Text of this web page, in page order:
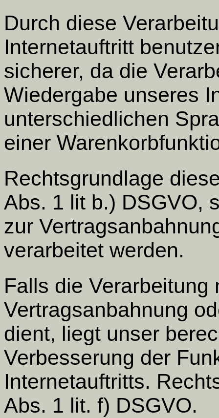
Durch diese
Internetauftritt
sicherer, da die
Wiedergabe unseres
unterschiedlichen
einer
Rechtsgrundlage
Abs. 1 lit b.) DSGVO,
zur
verarbeitet werden.
Falls die Verarbeitung
Vertragsanbahnung
dient, liegt unser
Verbesserung der
Internetauftritts.
Abs. 1 lit. f) DSGVO.